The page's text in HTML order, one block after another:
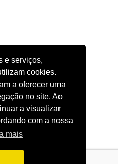
e serviços,
cookies.
a oferecer uma
no site. Ao
a visualizar
com a nossa
mais